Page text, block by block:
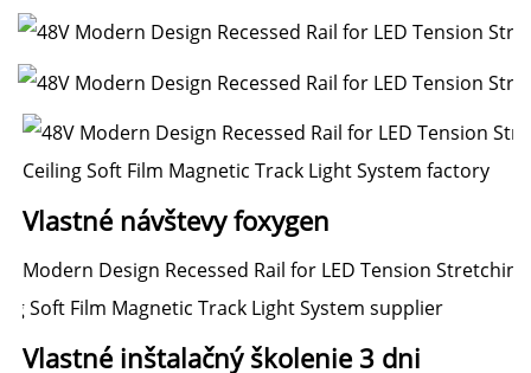
Vlastné návštevy foxygen
Vlastné inštalačný školenie 3 dni